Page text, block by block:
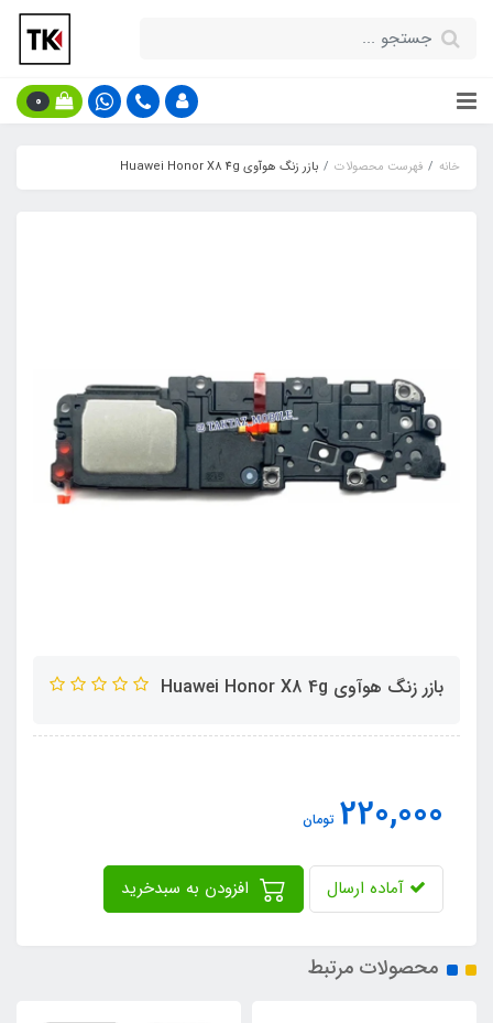
0
خانه فهرست محصولات بازر زنگ هوآوی Huawei Honor X8 4g
بازر زنگ هوآوی Huawei Honor X8 4g
220,000 تومان
آماده ارسال
محصولات مرتبط